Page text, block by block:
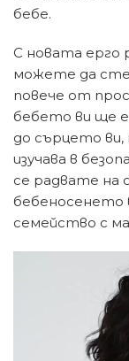
бебе.
С новата ерго
можете да сте
повече от
бебето ви ще е
до сърцето
изучава в
се радвате на
бебеносенето
семейство с